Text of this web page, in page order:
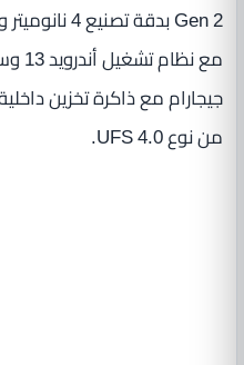
من نوع UFS 4.0.